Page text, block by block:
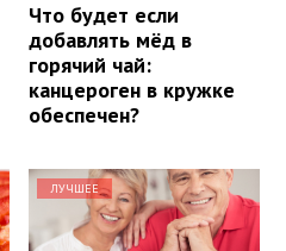
Что будет если
добавлять мёд в
горячий чай:
канцероген в кружке
обеспечен?
ЛУЧШЕЕ